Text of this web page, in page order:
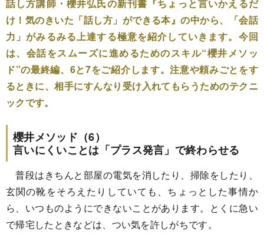
話し方講師・櫻井弘氏の新刊書『ちょっと言いかえるだ
け！気のきいた「話し方」ができる本』の中から、「会話
力」がみるみる上達する極意を紹介していきます。今回
は、会話をスムーズに進めるためのスキル“櫻井メソッ
ド”の最終編、6と7をご紹介します。注意や頼みごとをす
るときに、相手にすんなり受け入れてもらうためのテクニ
ックです。
櫻井メソッド（6）
言いにくいことは「プラス発言」で終わらせる
普段はきちんと部屋の電気を消したり、掃除をしたり、
玄関の靴をそろえたりしていても、ちょっとした事情か
ら、いつものようにできないことがあります。とくに急い
で帰宅したときなどは、つい気を許しがちです。